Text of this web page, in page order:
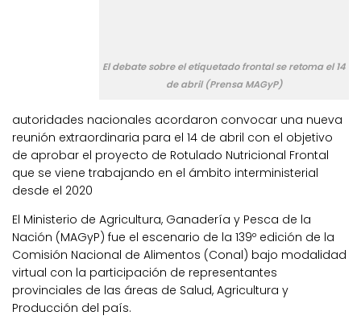
El debate sobre el etiquetado frontal se retoma el 14
de abril (Prensa MAGyP)
autoridades nacionales acordaron convocar una nueva
reunión extraordinaria para el 14 de abril con el objetivo
de aprobar el proyecto de Rotulado Nutricional Frontal
que se viene trabajando en el ámbito interministerial
desde el 2020
El Ministerio de Agricultura, Ganadería y Pesca de la
Nación (MAGyP) fue el escenario de la 139º edición de la
Comisión Nacional de Alimentos (Conal) bajo modalidad
virtual con la participación de representantes
provinciales de las áreas de Salud, Agricultura y
Producción del país.